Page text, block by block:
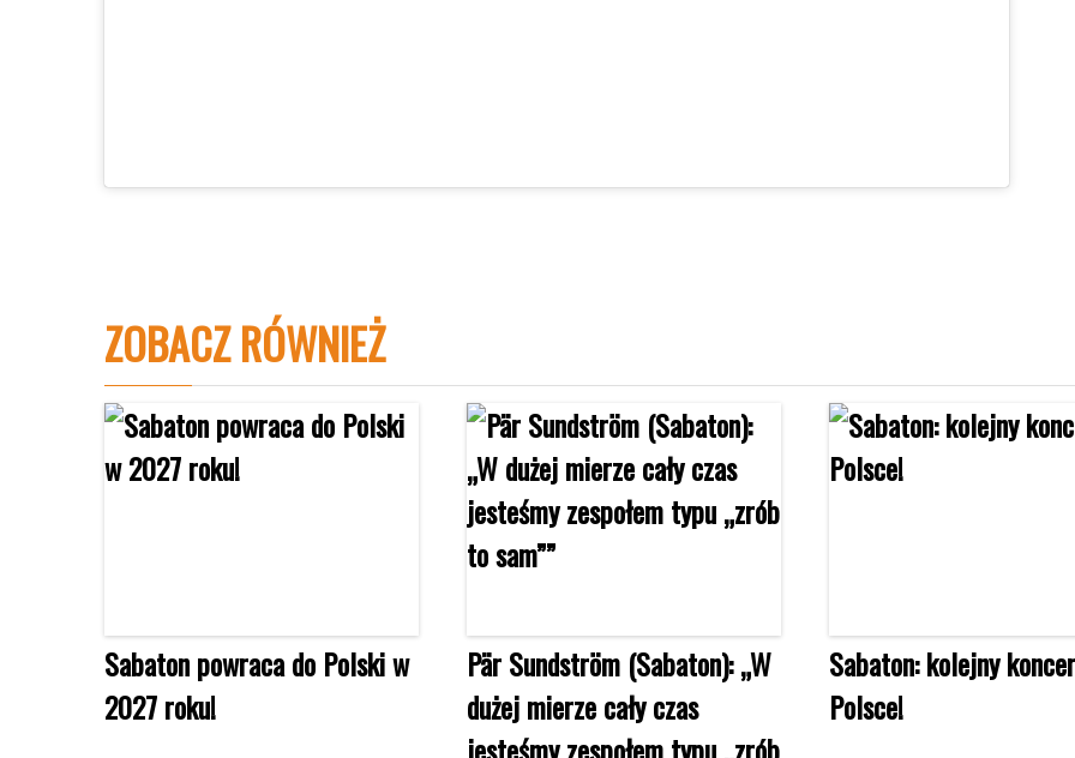
ZOBACZ RÓWNIEŻ
Sabaton powraca do Polski w
2027 roku!
Pär Sundström (Sabaton): „W
dużej mierze cały czas
jesteśmy zespołem typu „zrób
Sabaton: kolejny
Polsce!